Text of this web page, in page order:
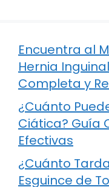
Encuentra al
Hernia
Completa y
¿Cuánto
Ciática? Guía
Efectivas
¿Cuánto
Esguince de